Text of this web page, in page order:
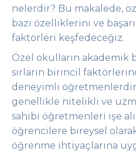
nelerdir? Bu makalede,
bazı özelliklerini ve
faktörleri keşfedeceğiz.
Özel okulların akademik
sırların birincil
deneyimli
genellikle nitelikli ve
sahibi öğretmenleri işe
öğrencilere bireysel
öğrenme ihtiyaçlarına